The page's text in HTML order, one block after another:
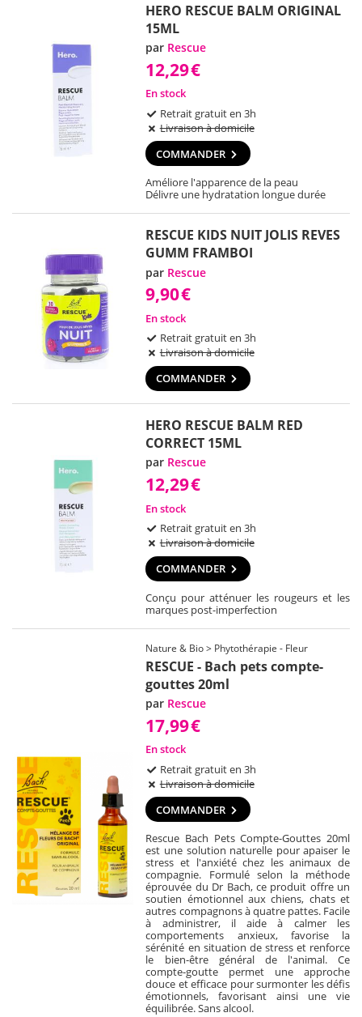
HERO RESCUE BALM ORIGINAL
15ML
par Rescue
12,29€
En stock
Retrait gratuit en 3h
Livraison à domicile
COMMANDER
Améliore l'apparence de la peau
Délivre une hydratation longue durée
RESCUE KIDS NUIT JOLIS REVES
GUMM FRAMBOI
par Rescue
9,90€
En stock
Retrait gratuit en 3h
Livraison à domicile
COMMANDER
HERO RESCUE BALM RED
CORRECT 15ML
par Rescue
12,29€
En stock
Retrait gratuit en 3h
Livraison à domicile
COMMANDER
Conçu pour atténuer les rougeurs et les
marques post-imperfection
Nature & Bio > Phytothérapie - Fleur
RESCUE - Bach pets compte-
gouttes 20ml
par Rescue
17,99€
En stock
Retrait gratuit en 3h
Livraison à domicile
COMMANDER
Rescue Bach Pets Compte-Gouttes 20ml
est une solution naturelle pour apaiser le
stress et l'anxiété chez les animaux de
compagnie. Formulé selon la méthode
éprouvée du Dr Bach, ce produit offre un
soutien émotionnel aux chiens, chats et
autres compagnons à quatre pattes. Facile
à administrer, il aide à calmer les
comportements anxieux, favorise la
sérénité en situation de stress et renforce
le bien-être général de l'animal. Ce
compte-goutte permet une approche
douce et efficace pour surmonter les défis
émotionnels, favorisant ainsi une vie
équilibrée. Sans alcool.